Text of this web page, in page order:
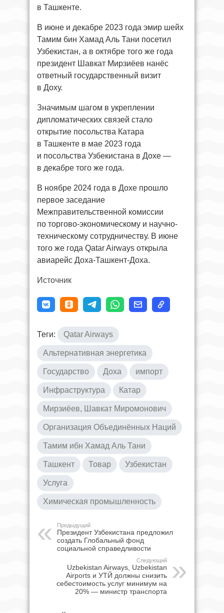
в Ташкенте.
В июне и декабре 2023 года эмир шейх
Тамим бин Хамад Аль Тани посетил
Узбекистан, а в октябре того же года
президент Шавкат Мирзиёев нанёс
ответный государственный визит
в Доху.
Значимым шагом в укреплении
дипломатических связей стало
открытие посольства Катара
в Ташкенте в мае 2023 года
и посольства Узбекистана в Дохе —
в декабре того же года.
В ноябре 2024 года в Дохе прошло
первое заседание
Межправительственной комиссии
по торгово-экономическому и научно-
техническому сотрудничеству. В июне
того же года Qatar Airways открыла
авиарейс Доха-Ташкент-Доха.
Источник
Теги: Qatar Airways
Альтернативная энергетика
Государство Доха импорт
Инфраструктура Катар
Мирзиёев, Шавкат Миромонович
Организация Объединённых Наций
Тамим ибн Хамад Аль Тани
Ташкент Товар Узбекистан
Услуга
Химическая промышленность
Предыдущий
Президент Узбекистана предложил
создать Глобальный фонд
социальной справедливости
Следующий
Uzbekistan Airways, Uzbekistan
Airports и УТЙ должны снизить
себестоимость услуг минимум на
20% — министр транспорта